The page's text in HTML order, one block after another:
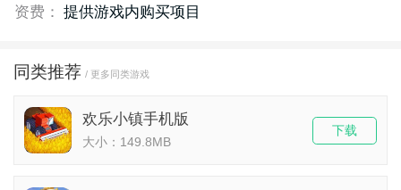
资费： 提供游戏内购买项目
同类推荐 / 更多同类游戏
欢乐小镇手机版
大小：149.8MB
下载